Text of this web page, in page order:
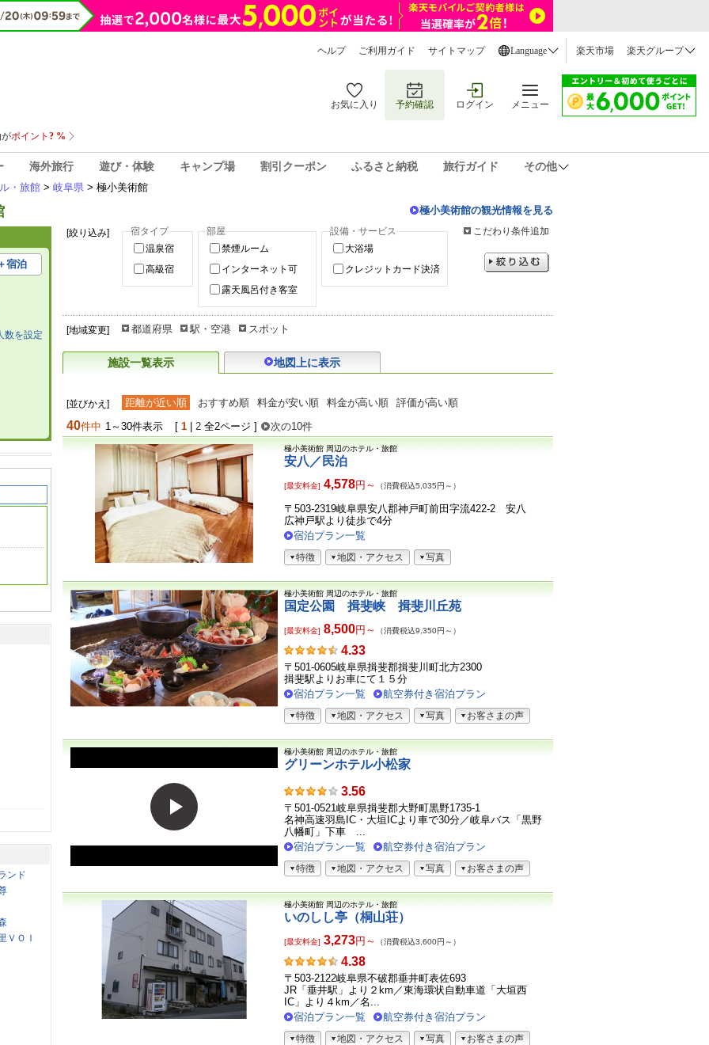
ヘルプ ご利用ガイド サイトマップ Language 楽天市場 楽天グループ
お気に入り 予約確認 ログイン メニュー
海外旅行 遊び・体験 キャンプ場 割引クーポン ふるさと納税 旅行ガイド
その他
・旅館 > 岐阜県 > 極小美術館
極小美術館の観光情報を見る
[絞り込み]
宿タイプ
温泉宿
高級宿
部屋
禁煙ルーム
インターネット可
露天風呂付き客室
設備・サービス
大浴場
クレジットカード決済
こだわり条件追加
[地域変更] 都道府県 駅・空港 スポット
施設一覧表示 地図上に表示
[並びかえ] 距離が近い順 おすすめ順 料金が安い順 料金が高い順 評価が高い順
40件中 1～30件表示 [ 1 2 全2ページ ] 次の10件
極小美術館 周辺のホテル・旅館
安八／民泊
[最安料金] 4,578円～ （消費税込5,035円～）
〒503-2319岐阜県安八郡神戸町前田字流422-2 安八
広神戸駅より徒歩で4分
宿泊プラン一覧
特徴 地図・アクセス 写真
極小美術館 周辺のホテル・旅館
国定公園 揖斐峡 揖斐川丘苑
[最安料金] 8,500円～ （消費税込9,350円～）
お
客
さ
ま
声
4.33
〒501-0605岐阜県揖斐郡揖斐川町北方2300
揖斐駅よりお車にて１５分
宿泊プラン一覧
航空券付き宿泊プラン
特徴 地図・アクセス 写真 お客さまの声
極小美術館 周辺のホテル・旅館
グリーンホテル小松家
お
客
さ
ま
の
声
3.56
〒501-0521岐阜県揖斐郡大野町黒野1735-1
名神高速羽島IC・大垣ICより車で30分／岐阜バス「黒野
八幡町」下車 ...
宿泊プラン一覧
航空券付き宿泊プラン
特徴 地図・アクセス 写真 お客さまの声
極小美術館 周辺のホテル・旅館
いのしし亭（桐山荘）
[最安料金] 3,273円～ （消費税込3,600円～）
お
客
さ
ま
の
声
4.38
〒503-2122岐阜県不破郡垂井町表佐693
JR「垂井駅」より２km／東海環状自動車道「大垣西
IC」より４km／名...
宿泊プラン一覧
航空券付き宿泊プラン
特徴 地図・アクセス 写真 お客さまの声
宿泊
数を設定
ンド
ＶＯＩ